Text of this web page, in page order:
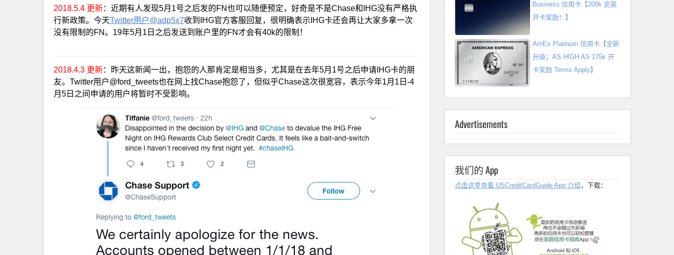
2018.5.4 更新：近期有人发现5月1号之后发的FN也可以随便预定，好奇是不是Chase和IHG没有严格执
行新政策。今天Twitter用户@adp5x7收到IHG官方客服回复，很明确表示IHG卡还会再让大家多拿一次
没有限制的FN。19年5月1日之后发送到账户里的FN才会有40k的限制！
2018.4.3 更新：昨天这新闻一出，抱怨的人那肯定是相当多，尤其是在去年5月1号之后申请IHG卡的朋
友。Twitter用户@ford_tweets也在网上找Chase抱怨了，但似乎Chase这次很宽容，表示今年1月1日-4
月5日之间申请的用户将暂时不受影响。
Business 信用卡【200k 史高
开卡奖励！】
AmEx Platinum 信用卡【全新
升级；AS HIGH AS 175k 开
卡奖励 Terms Apply】
Advertisements
我们的 App
点击这里查看 USCreditCardGuide App 介绍 ，下载：